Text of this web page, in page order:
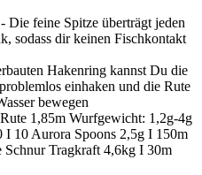
feine Spitze überträgt jeden
sodass dir keinen Fischkontakt
Hakenring kannst Du die
einhaken und die Rute
bewegen
1,85m Wurfgewicht: 1,2g-4g
10 Aurora Spoons 2,5g I 150m
Tragkraft 4,6kg I 30m